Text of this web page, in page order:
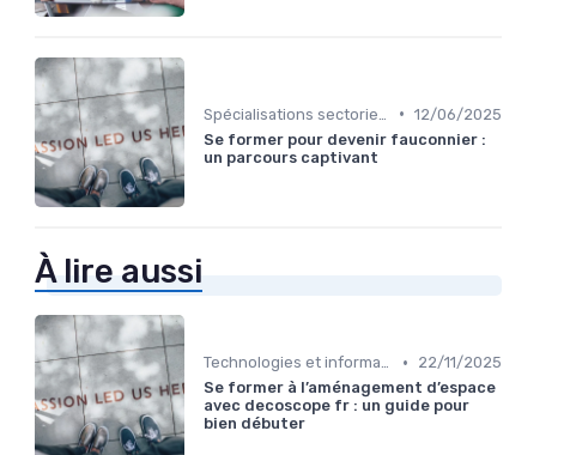
• 12/06/2025
Se former pour devenir fauconnier :
un parcours captivant
À lire aussi
Technologies et informatique •
22/11/2025
Se former à l’aménagement d’espace
avec decoscope fr : un guide pour
bien débuter